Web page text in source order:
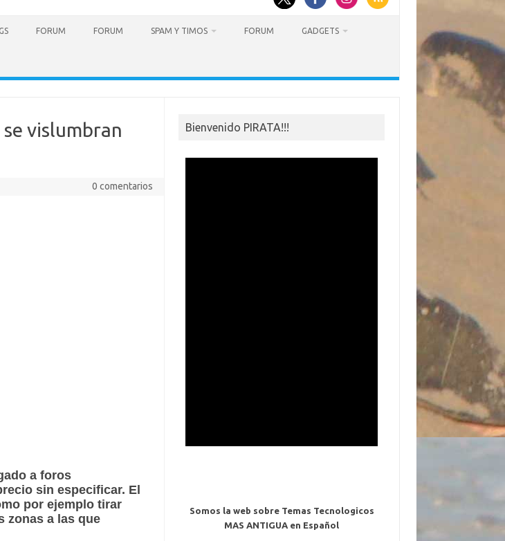
FORUM FORUM SPAM Y TIMOS FORUM GADGETS
vislumbran
0 comentarios
a foros
sin especificar. El
por ejemplo tirar
zonas a las que
Bienvenido PIRATA!!!
Somos la web sobre Temas Tecnologicos
MAS ANTIGUA en Español